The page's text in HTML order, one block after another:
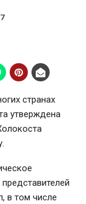
странах
утверждена
в том числе